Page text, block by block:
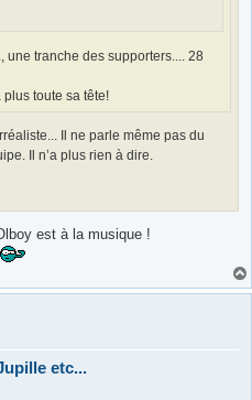
une tranche des supporters.... 28
toute sa tête!
Il ne parle même pas du
Il n’a plus rien à dire.
est à la musique !
etc...